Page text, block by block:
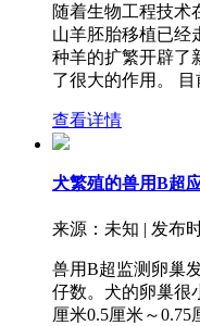
随着生物工程技术
山羊胚胎移植已经
种羊的扩繁开辟了
了很大的作用。
查看详情
犬繁殖的兽用B超
来源：未知 | 发布
兽用B超监测卵巢
仔数。犬的卵巢很
厘米0.5厘米～